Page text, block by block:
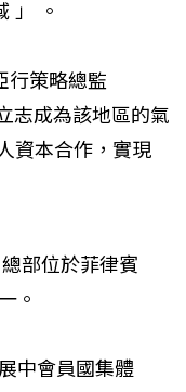
」 。
行策略總監
志成為該地區的氣
資本合作，實現
部位於菲律賓
。
中會員國集體